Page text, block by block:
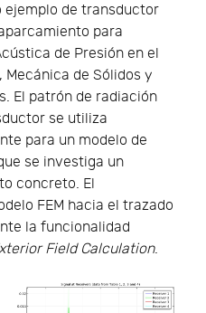
ejemplo de transductor
para
de Presión en el
de Sólidos y
El patrón de radiación
se utiliza
para un modelo de
se investiga un
concreto. El
FEM hacia el trazado
la funcionalidad
Field Calculation.